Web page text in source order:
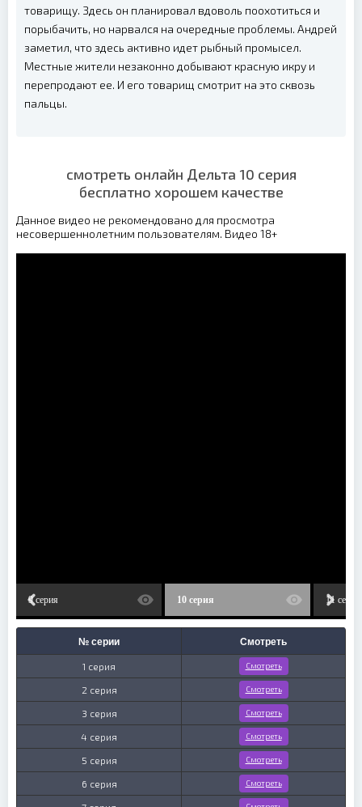
товарищу. Здесь он планировал вдоволь поохотиться и
порыбачить, но нарвался на очередные проблемы. Андрей
заметил, что здесь активно идет рыбный промысел.
Местные жители незаконно добывают красную икру и
перепродают ее. И его товарищ смотрит на это сквозь
пальцы.
смотреть онлайн Дельта 10 серия
бесплатно хорошем качестве
Данное видео не рекомендовано для просмотра
несовершеннолетним пользователям. Видео 18+
9 серия 10 серия 11 серия
№ серии Смотреть
1 серия Смотреть
2 серия Смотреть
3 серия Смотреть
4 серия Смотреть
5 серия Смотреть
6 серия Смотреть